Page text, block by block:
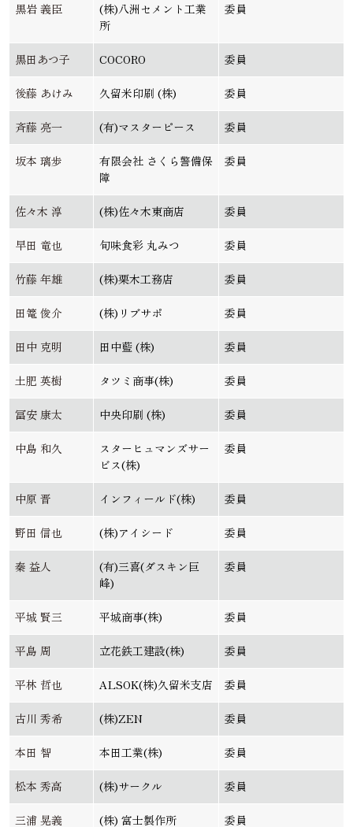
黒岩 義臣
(株)八洲セメント工業
所
委員
黒田あつ子 COCORO 委員
後藤 あけみ 久留米印刷 (株) 委員
斉藤 亮一 (有)マスターピース 委員
坂本 璃歩
有限会社 さくら警備保
障
委員
佐々木 淳 (株)佐々木東商店 委員
早田 竜也 旬味食彩 丸みつ 委員
竹藤 年雄 (株)栗木工務店 委員
田篭 俊介 (株)リブサポ 委員
田中 克明 田中藍 (株) 委員
土肥 英樹 タツミ商事(株) 委員
冨安 康太 中央印刷 (株) 委員
中島 和久
スターヒュマンズサー
ビス(株)
委員
中原 晋 インフィールド(株) 委員
野田 信也 (株)アイシード 委員
秦 益人
(有)三喜(ダスキン巨
峰)
委員
平城 賢三 平城商事(株) 委員
平島 周 立花鉄工建設(株) 委員
平林 哲也 ALSOK(株)久留米支店 委員
古川 秀希 (株)ZEN 委員
本田 智 本田工業(株) 委員
松本 秀高 (株)サークル 委員
三浦 晃義 (株) 富士製作所 委員